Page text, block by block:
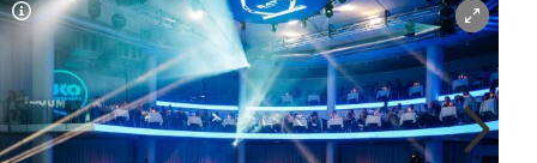
Copyright-Hinweis öffnen/schließen